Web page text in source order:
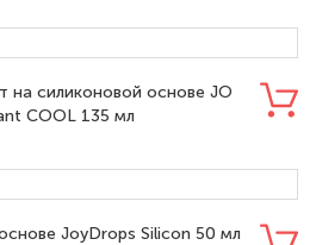
силиконовой основе JO
COOL 135 мл
JoyDrops Silicon 50 мл